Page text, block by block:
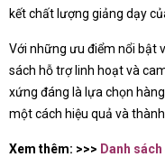
kết chất lượng giảng dạy
Với những ưu điểm nổi bật
sách hỗ trợ linh hoạt và
xứng đáng là lựa chọn
một cách hiệu quả và thành
Xem thêm: >>> Danh